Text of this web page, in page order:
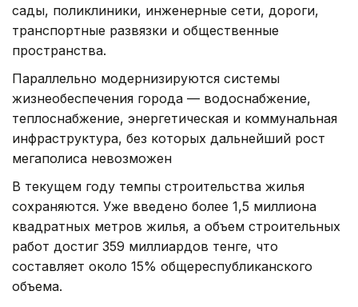
сады, поликлиники, инженерные сети, дороги,
транспортные развязки и общественные
пространства.
Параллельно модернизируются системы
жизнеобеспечения города — водоснабжение,
теплоснабжение, энергетическая и коммунальная
инфраструктура, без которых дальнейший рост
мегаполиса невозможен
В текущем году темпы строительства жилья
сохраняются. Уже введено более 1,5 миллиона
квадратных метров жилья, а объем строительных
работ достиг 359 миллиардов тенге, что
составляет около 15% общереспубликанского
объема.